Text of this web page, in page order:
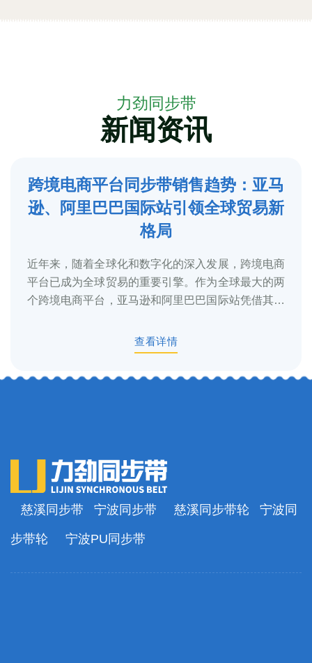
力劲同步带
新闻资讯
5
2025-3
跨境电商平台同步带销售趋势：亚马
逊、阿里巴巴国际站引领全球贸易新
格局
近年来，随着全球化和数字化的深入发展，跨境电商
平台已成为全球贸易的重要引擎。作为全球最大的两
个跨境电商平台，亚马逊和阿里巴巴国际站凭借其庞
查看详情
慈溪同步带 宁波同步带 慈溪同步带轮 宁波同
步带轮 宁波PU同步带